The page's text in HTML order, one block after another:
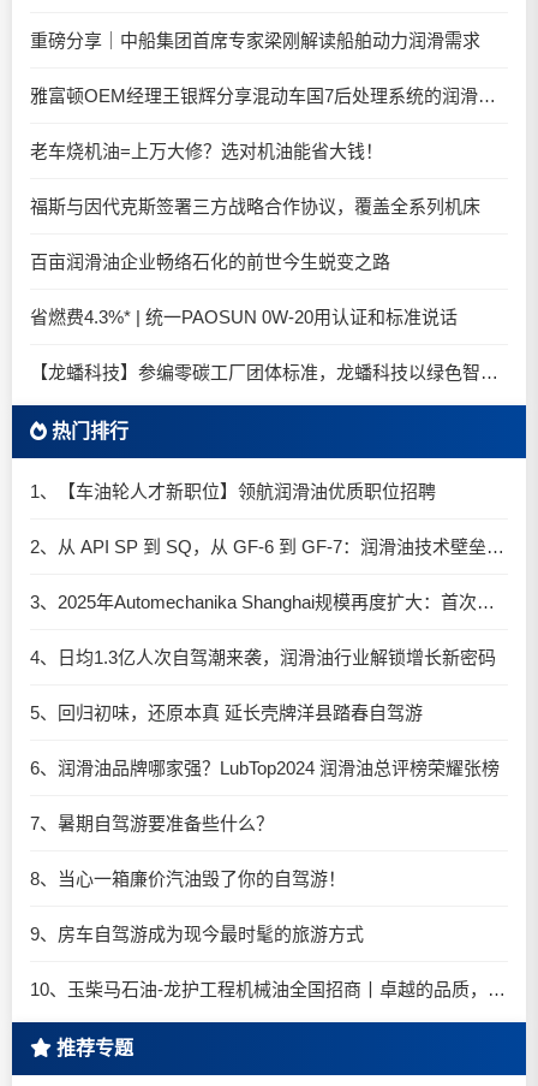
重磅分享｜中船集团首席专家梁刚解读船舶动力润滑需求
雅富顿OEM经理王银辉分享混动车国7后处理系统的润滑油要求
老车烧机油=上万大修？选对机油能省大钱！
福斯与因代克斯签署三方战略合作协议，覆盖全系列机床
百亩润滑油企业畅络石化的前世今生蜕变之路
省燃费4.3%* | 统一PAOSUN 0W-20用认证和标准说话
【龙蟠科技】参编零碳工厂团体标准，龙蟠科技以绿色智造锚定零碳未来
热门排行
1、【车油轮人才新职位】领航润滑油优质职位招聘
2、从 API SP 到 SQ，从 GF-6 到 GF-7：润滑油技术壁垒再升高，你准备好了吗？
3、2025年Automechanika Shanghai规模再度扩大：首次启用国家会展中心（上海）全部15个展馆
4、日均1.3亿人次自驾潮来袭，润滑油行业解锁增长新密码​
5、回归初味，还原本真 延长壳牌洋县踏春自驾游
6、润滑油品牌哪家强？LubTop2024 润滑油总评榜荣耀张榜
7、暑期自驾游要准备些什么？
8、当心一箱廉价汽油毁了你的自驾游！
9、房车自驾游成为现今最时髦的旅游方式
10、玉柴马石油-龙护工程机械油全国招商丨卓越的品质，专业的品牌！
推荐专题